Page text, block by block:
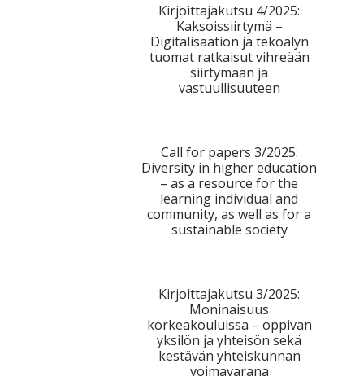
Kirjoittajakutsu 4/2025:
Kaksoissiirtymä –
Digitalisaation ja tekoälyn
tuomat ratkaisut vihreään
siirtymään ja
vastuullisuuteen
Call for papers 3/2025:
Diversity in higher education
– as a resource for the
learning individual and
community, as well as for a
sustainable society
Kirjoittajakutsu 3/2025:
Moninaisuus
korkeakouluissa – oppivan
yksilön ja yhteisön sekä
kestävän yhteiskunnan
voimavarana